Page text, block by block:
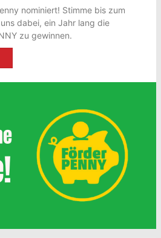
nominiert! Stimme bis zum
dabei, ein Jahr lang die
zu gewinnen.